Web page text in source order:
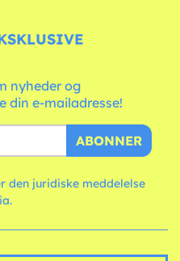
nyheder og
din e-mailadresse!
ABONNER
den juridiske meddelelse